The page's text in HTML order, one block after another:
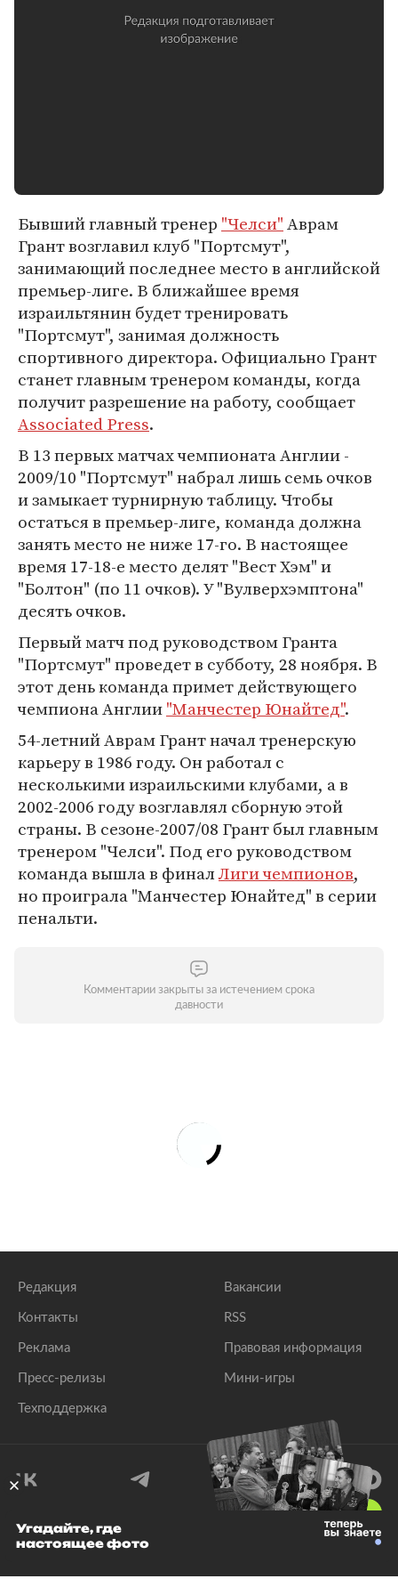
Бывший главный тренер "Челси"Аврам
Грант возглавил клуб "Портсмут",
занимающий последнее место в английской
премьер-лиге. В ближайшее время
израильтянин будет тренировать
"Портсмут", занимая должность
спортивного директора. Официально Грант
станет главным тренером команды, когда
получит разрешение на работу, сообщает
Associated Press.
В 13 первых матчах чемпионата Англии -
2009/10 "Портсмут" набрал лишь семь очков
и замыкает турнирную таблицу. Чтобы
остаться в премьер-лиге, команда должна
занять место не ниже 17-го. В настоящее
время 17-18-е место делят "Вест Хэм" и
"Болтон" (по 11 очков). У "Вулверхэмптона"
десять очков.
Первый матч под руководством Гранта
"Портсмут" проведет в субботу, 28 ноября. В
этот день команда примет действующего
чемпиона Англии"Манчестер Юнайтед".
54-летний Аврам Грант начал тренерскую
карьеру в 1986 году. Он работал с
несколькими израильскими клубами, а в
2002-2006 году возглавлял сборную этой
страны. В сезоне-2007/08 Грант был главным
тренером "Челси". Под его руководством
команда вышла в финалЛиги чемпионов,
но проиграла "Манчестер Юнайтед" в серии
пенальти.
Комментарии закрыты за истечением срока
давности
Редакция
Контакты
Реклама
Пресс-релизы
Техподдержка
Вакансии
RSS
Правовая информация
Мини-игры
© 1999–2026 Все права защищены.
Угадайте, где
настоящее фото